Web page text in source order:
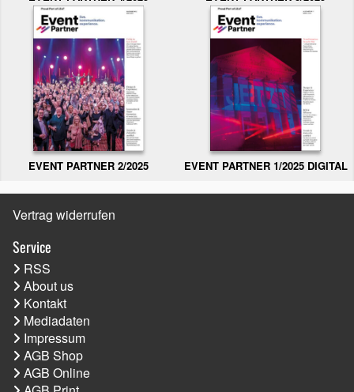
EVENT PARTNER 2/2025 EVENT PARTNER 1/2025 DIGITAL
Vertrag widerrufen
Service
RSS
About us
Kontakt
Mediadaten
Impressum
AGB Shop
AGB Online